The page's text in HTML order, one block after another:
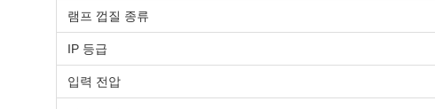
램프 껍질 종류
IP 등급
입력 전압